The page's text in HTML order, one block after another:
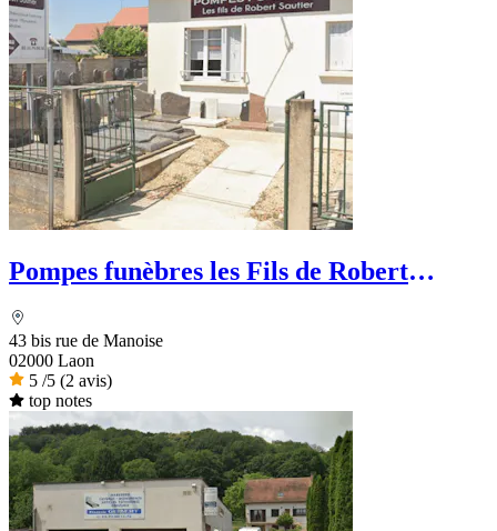
Pompes funèbres les Fils de Robert
43 bis rue de Manoise
02000 Laon
5 /5 (2 avis)
top notes